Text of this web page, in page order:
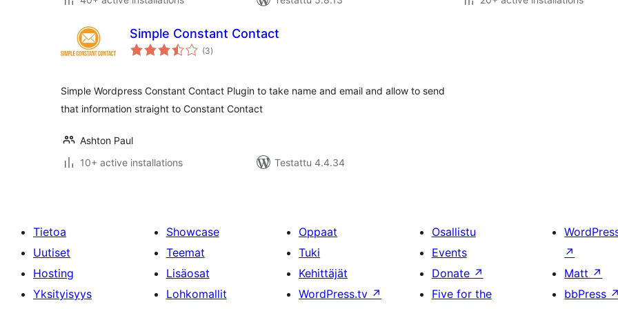
Simple Constant Contact
(3arvosanat
yhteensä
)
Simple Wordpress Constant Contact Plugin to take name and email and allow to send
that information straight to Constant Contact
Ashton Paul
10+ active installations
Testattu 4.4.34
Tietoa
Uutiset
Hosting
Yksityisyys
Showcase
Teemat
Lisäosat
Lohkomallit
Oppaat
Tuki
Kehittäjät
WordPress.tv ↗
Osallistu
Events
Donate ↗
Five for the
↗
Matt ↗
bbPress ↗